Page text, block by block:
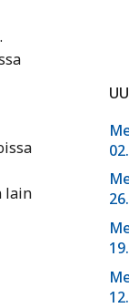
lain